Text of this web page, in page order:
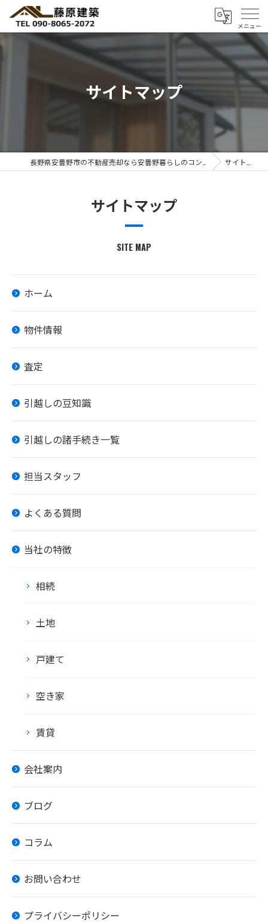
サイトマップ
サイトマップ
SITE MAP
サイトマップ
ホーム
物件情報
査定
引越しの豆知識
引越しの諸手続き一覧
担当スタッフ
よくある質問
当社の特徴
相続
土地
戸建て
空き家
賃貸
会社案内
ブログ
コラム
お問い合わせ
プライバシーポリシー